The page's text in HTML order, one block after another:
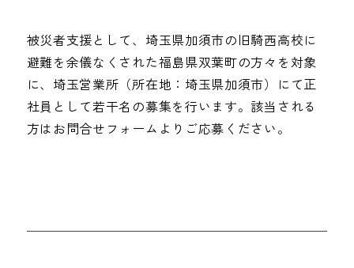
被災者支援として、埼玉県加須市の旧騎西高校に
避難を余儀なくされた福島県双葉町の方々を対象
に、埼玉営業所（所在地：埼玉県加須市）にて正
社員として若干名の募集を行います。該当される
方はお問合せフォームよりご応募ください。